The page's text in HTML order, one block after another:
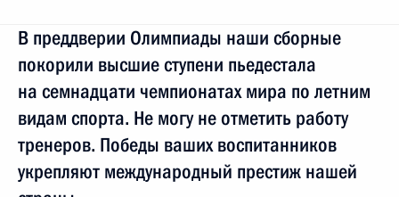
В преддверии Олимпиады наши сборные
покорили высшие ступени пьедестала
на семнадцати чемпионатах мира по летним
видам спорта. Не могу не отметить работу
тренеров. Победы ваших воспитанников
укрепляют международный престиж нашей